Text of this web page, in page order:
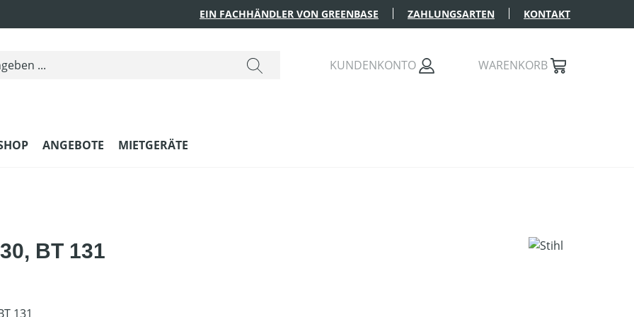
EIN FACHHÄNDLER VON GREENBASE ZAHLUNGSARTEN KONTAKT
KUNDENKONTO WARENKORB
ANGEBOTE MIETGERÄTE
BT 131